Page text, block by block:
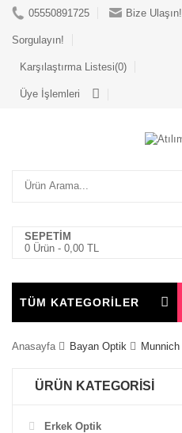
05550891725 Bize Ulaşın!
Sorgulayın!
Karşılaştırma Listesi(0)
Üye İşlemleri
SEPETİM
0 Ürün - 0,00 TL
TÜM KATEGORİLER
Anasayfa Bayan Optik Munnich
ÜRÜN KATEGORİSİ
Erkek Optik